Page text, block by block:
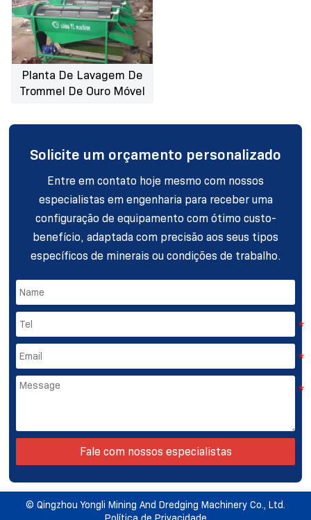
Planta De Lavagem De
Trommel De Ouro Móvel
Solicite um orçamento personalizado
Entre em contato hoje mesmo com nossos
especialistas em engenharia para receber uma
configuração de equipamento com ótimo custo-
benefício, adaptada com precisão aos seus tipos
específicos de minerais ou condições de trabalho.
Fale com nossos especialistas
©️ Qingzhou Yongli Mining And Dredging Machinery Co., Ltd.